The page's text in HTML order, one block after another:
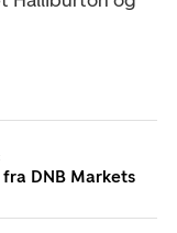
DNB Markets